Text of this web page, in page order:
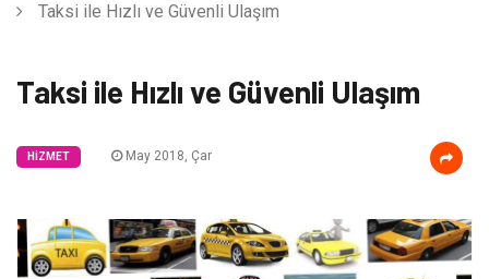
Taksi ile Hızlı ve Güvenli Ulaşım
Taksi ile Hızlı ve Güvenli Ulaşım
HIZMET May 2018, Çar